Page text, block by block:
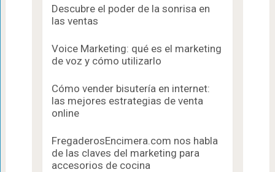
Descubre el poder de la sonrisa en
las ventas
Voice Marketing: qué es el marketing
de voz y cómo utilizarlo
Cómo vender bisutería en internet:
las mejores estrategias de venta
online
FregaderosEncimera.com nos habla
de las claves del marketing para
accesorios de cocina